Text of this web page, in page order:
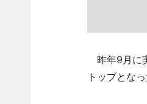
昨年9月に
トップとなっ